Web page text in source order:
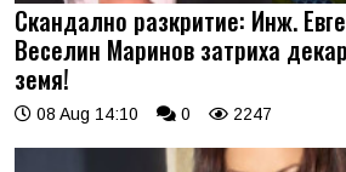
Скандално разкритие: Инж.
Веселин Маринов затриха
земя!
08 Aug 14:10 0 2247